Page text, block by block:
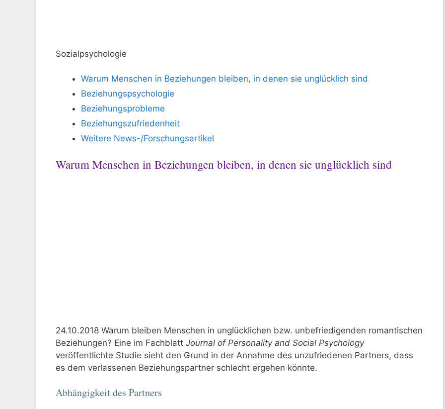
Sozialpsychologie
Warum Menschen in Beziehungen bleiben, in denen sie unglücklich sind
Beziehungspsychologie
Beziehungsprobleme
Beziehungszufriedenheit
Weitere News-/Forschungsartikel
Warum Menschen in Beziehungen bleiben, in denen sie unglücklich sind
24.10.2018 Warum bleiben Menschen in unglücklichen bzw. unbefriedigenden romantischen
Beziehungen? Eine im Fachblatt Journal of Personality and Social Psychology
veröffentlichte Studie sieht den Grund in der Annahme des unzufriedenen Partners, dass
es dem verlassenen Beziehungspartner schlecht ergehen könnte.
Abhängigkeit des Partners